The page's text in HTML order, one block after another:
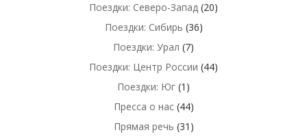
Поездки: Северо-Запад (20)
Поездки: Сибирь (36)
Поездки: Урал (7)
Поездки: Центр России (44)
Поездки: Юг (1)
Пресса о нас(44)
Прямая речь (31)